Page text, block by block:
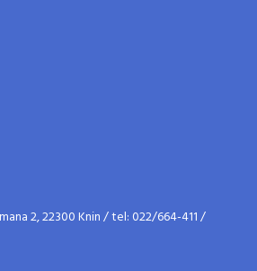
2, 22300 Knin / tel: 022/664-411 /